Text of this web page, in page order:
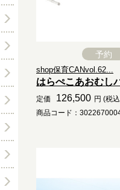
予約
shop保育CANvol.62...
はらぺこあおむし
定価 126,500 円 (税
商品コード：